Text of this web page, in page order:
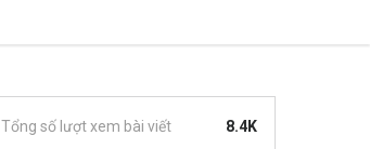
Tổng số lượt xem bài viết
8.4K